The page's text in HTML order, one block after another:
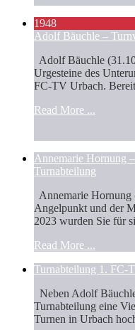
1948
Adolf Bäuchle –
Adolf Bäuchle
Urgesteine des
FC-TV Urbach.
Read More ...
Annemarie Hornung
Turnabteilung
Annemarie Hornung
Angelpunkt und der
2023 wurden Sie für
Read More ...
Turnabteilung 1. FC-
Neben Adolf
Turnabteilung eine
Turnen in Urbach